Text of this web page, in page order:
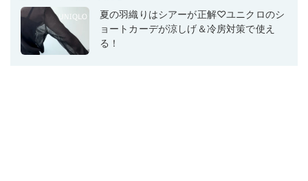
夏の羽織りはシアーが正解♡ユニクロのシ
ョートカーデが涼しげ＆冷房対策で使え
る！